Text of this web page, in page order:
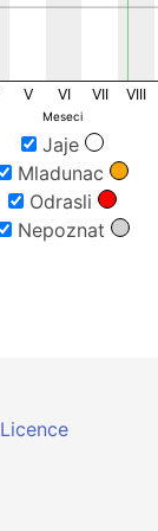
V VI VII VIII
Meseci
Jaje
Mladunac
Odrasli
Nepoznat
Licence